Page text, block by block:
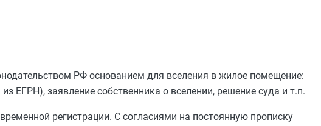
РФ основанием для вселения в жилое помещение:
ЕГРН), заявление собственника о вселении, решение суда и т.п.
регистрации. С согласиями на постоянную прописку